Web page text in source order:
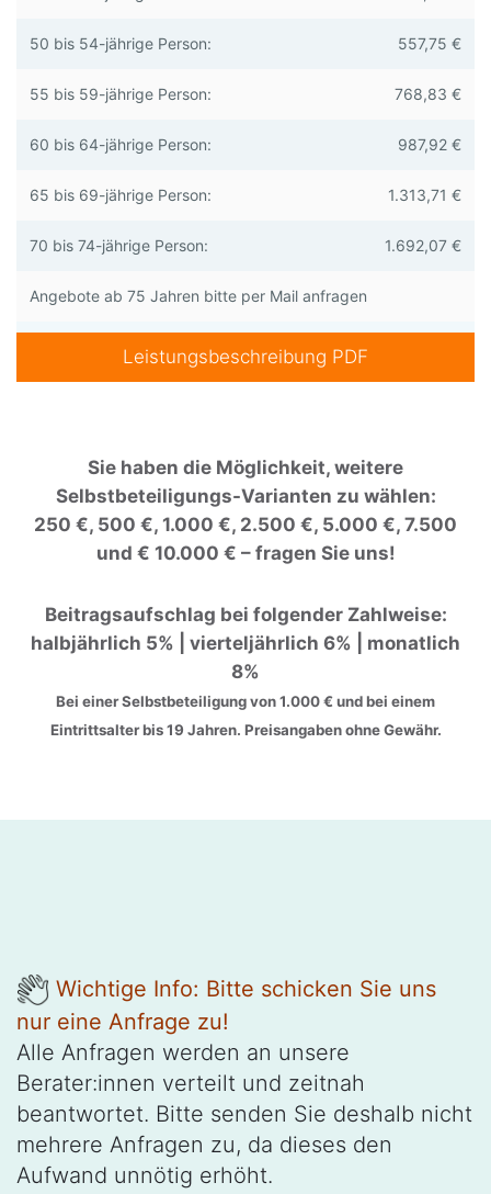
50 bis 54-jährige Person: 557,75 €
55 bis 59-jährige Person: 768,83 €
60 bis 64-jährige Person: 987,92 €
65 bis 69-jährige Person: 1.313,71 €
70 bis 74-jährige Person: 1.692,07 €
Angebote ab 75 Jahren bitte per Mail anfragen
Leistungsbeschreibung PDF
Sie haben die Möglichkeit, weitere
Selbstbeteiligungs-Varianten zu wählen:
250 €, 500 €, 1.000 €, 2.500 €, 5.000 €, 7.500
und € 10.000 € – fragen Sie uns!
Beitragsaufschlag bei folgender Zahlweise:
halbjährlich 5% | vierteljährlich 6% | monatlich
8%
Bei einer Selbstbeteiligung von 1.000 € und bei einem
Eintrittsalter bis 19 Jahren. Preisangaben ohne Gewähr.
Wichtige Info: Bitte schicken Sie uns
nur eine Anfrage zu!
Alle Anfragen werden an unsere
Berater:innen verteilt und zeitnah
beantwortet. Bitte senden Sie deshalb nicht
mehrere Anfragen zu, da dieses den
Aufwand unnötig erhöht.